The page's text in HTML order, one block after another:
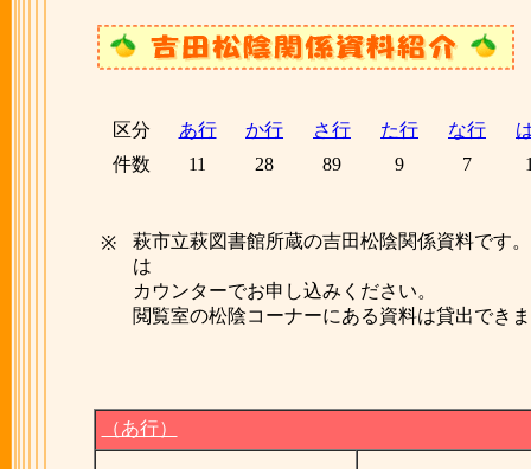
区分 あ行 か行 さ行 た行 な行
件数
11 28 89 9 7
※
萩市立萩図書館所蔵の吉田松陰関係資料です
は
カウンターでお申し込みください。
閲覧室の松陰コーナーにある資料は貸出でき
（あ行）